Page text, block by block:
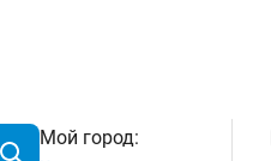
Мой город: